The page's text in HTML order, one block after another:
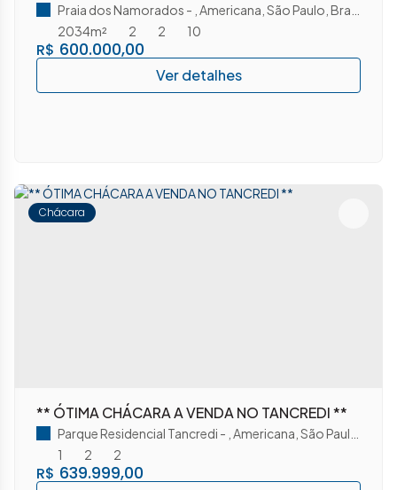
Matrículas independentes, podem ser vendidas
juntas ou separadas!
R$ 600.000,00
Praia dos Namorados Americana São Paulo Brasil
2
2
2034m² 10
Chácara
** ÓTIMA CHÁCARA A VENDA NO TANCREDI **
R$ 639.999,00
Parque Residencial Tancredi Americana São Paulo
1
2 2